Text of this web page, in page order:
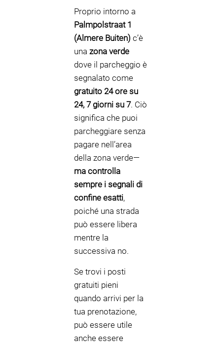
Proprio intorno a
Palmpolstraat 1
(Almere Buiten) c’è
una zona verde
dove il parcheggio è
segnalato come
gratuito 24 ore su
24, 7 giorni su 7. Ciò
significa che puoi
parcheggiare senza
pagare nell’area
della zona verde—
ma controlla
sempre i segnali di
confine esatti,
poiché una strada
può essere libera
mentre la
successiva no.
Se trovi i posti
gratuiti pieni
quando arrivi per la
tua prenotazione,
può essere utile
anche essere